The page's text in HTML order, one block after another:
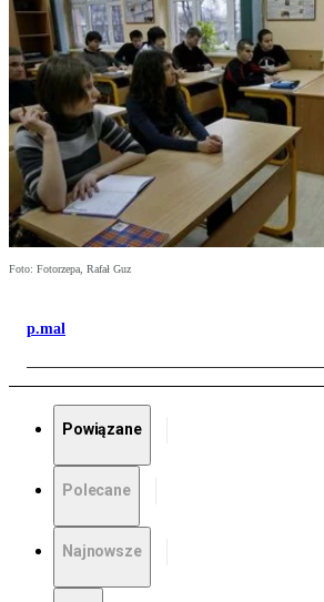
Foto: Fotorzepa, Rafał Guz
p.mal
Powiązane
Polecane
Najnowsze